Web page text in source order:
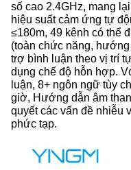
số cao 2.4GHz, mang
hiệu suất cảm ứng tự
≤180m, 49 kênh có thể
(toàn chức năng,
trợ bình luận theo vị trí
dụng chế độ hỗn hợp.
luận, 8+ ngôn ngữ tùy
giờ, Hướng dẫn âm
quyết các vấn đề nhiễu
phức tạp.